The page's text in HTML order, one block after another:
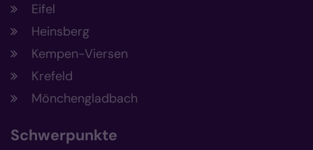
Eifel
Heinsberg
Kempen-Viersen
Krefeld
Mönchengladbach
Schwerpunkte